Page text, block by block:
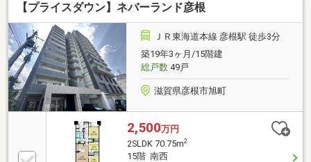
【プライスダウン】ネバーランド彦根
ＪＲ東海道本線 彦根駅 徒歩3分
築19年3ヶ月/15階建
総戸数49戸
滋賀県彦根市旭町
2,500万円
2SLDK 70.75m2
15階 南西